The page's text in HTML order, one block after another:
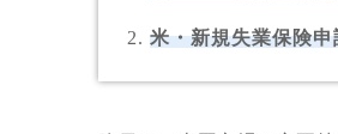
米・新規失業保険申